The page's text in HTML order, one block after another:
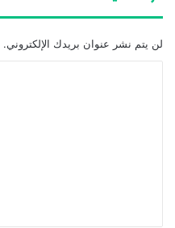
لن يتم نشر عنوان بريدك الإلكتروني.